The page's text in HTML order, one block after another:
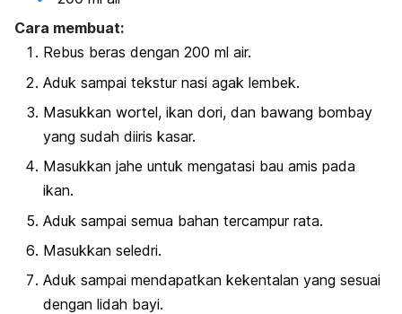
Cara membuat:
Rebus beras dengan 200 ml air.
Aduk sampai tekstur nasi agak lembek.
Masukkan wortel, ikan dori, dan bawang bombay
yang sudah diiris kasar.
Masukkan jahe untuk mengatasi bau amis pada
ikan.
Aduk sampai semua bahan tercampur rata.
Masukkan seledri.
Aduk sampai mendapatkan kekentalan yang sesuai
dengan lidah bayi.